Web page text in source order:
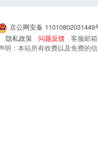
京公网安备
隐私政策 问题反馈
客服邮
：本站所有收费以及免费的